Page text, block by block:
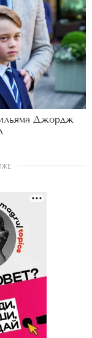
Джордж